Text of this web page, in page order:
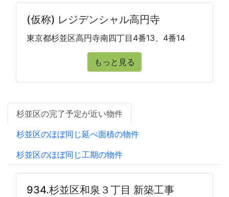
(仮称) レジデンシャル高円寺
東京都杉並区高円寺南四丁目4番13、4番14
もっと見る
杉並区の完了予定が近い物件
杉並区のほぼ同じ延べ面積の物件
杉並区のほぼ同じ工期の物件
934.杉並区和泉３丁目 新築工事